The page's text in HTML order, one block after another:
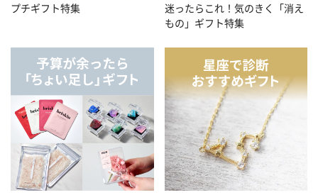
プチギフト特集
迷ったらこれ！気のきく「消え
もの」ギフト特集